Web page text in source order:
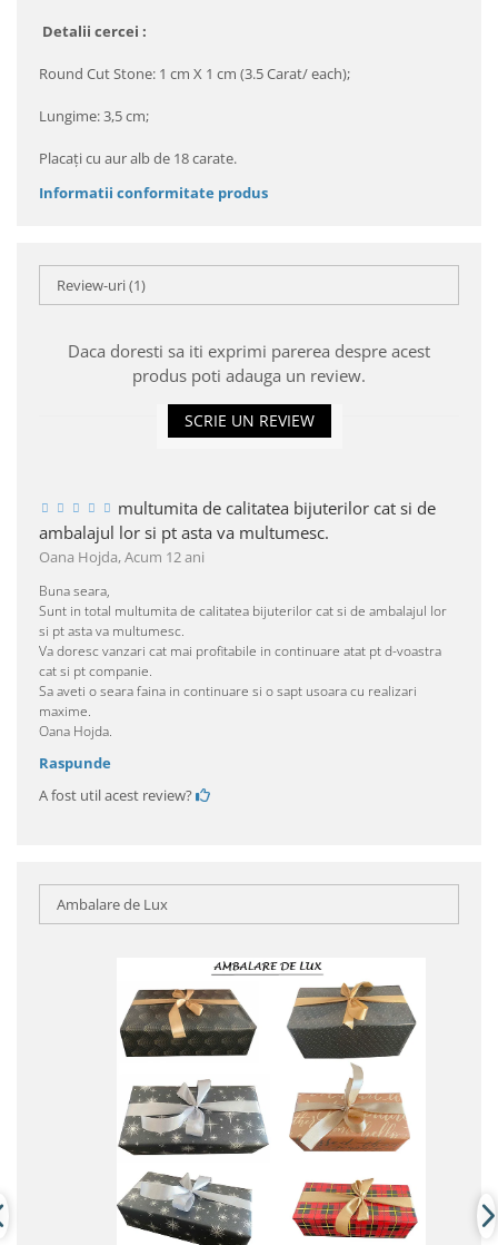
Detalii cercei :
Round Cut Stone: 1 cm X 1 cm (3.5 Carat/ each);
Lungime: 3,5 cm;
Placaţi cu aur alb de 18 carate.
Informatii conformitate produs
Review-uri(1)
Daca doresti sa iti exprimi parerea despre acest
produs poti adauga un review.
SCRIE UN REVIEW
multumita de calitatea bijuterilor cat si de
ambalajul lor si pt asta va multumesc.
Oana Hojda,Acum 12 ani
Buna seara,
Sunt in total multumita de calitatea bijuterilor cat si de ambalajul lor
si pt asta va multumesc.
Va doresc vanzari cat mai profitabile in continuare atat pt d-voastra
cat si pt companie.
Sa aveti o seara faina in continuare si o sapt usoara cu realizari
maxime.
Oana Hojda.
Raspunde
A fost util acest review?
Ambalare de Lux